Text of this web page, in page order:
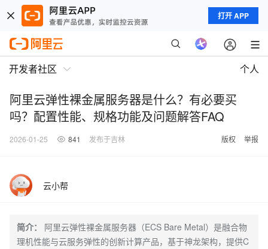
打开 APP
开发者社区 个人
阿里云弹性裸金属服务器是什么？有必要买
吗？配置性能、规格功能及问题解答FAQ
2026-01-25 841 发布于吉林 版权 举报
云小帮
简介：
阿里云弹性裸金属服务器（ECS Bare Metal）是融合物
理机性能与云服务弹性的创新计算产品，基于神龙架构，提供C